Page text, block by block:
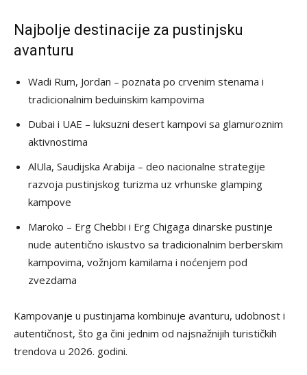
Najbolje destinacije za pustinjsku
avanturu
Wadi Rum, Jordan – poznata po crvenim stenama i
tradicionalnim beduinskim kampovima
Dubai i UAE – luksuzni desert kampovi sa glamuroznim
aktivnostima
AlUla, Saudijska Arabija – deo nacionalne strategije
razvoja pustinjskog turizma uz vrhunske glamping
kampove
Maroko – Erg Chebbi i Erg Chigaga dinarske pustinje
nude autentično iskustvo sa tradicionalnim berberskim
kampovima, vožnjom kamilama i noćenjem pod
zvezdama
Kampovanje u pustinjama kombinuje avanturu, udobnost i
autentičnost, što ga čini jednim od najsnažnijih turističkih
trendova u 2026. godini.